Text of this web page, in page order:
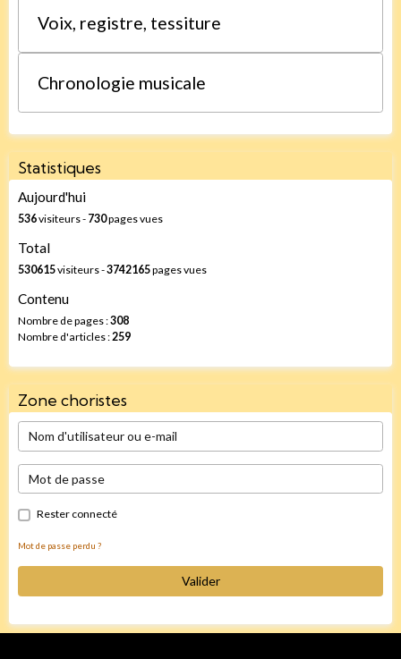
Voix, registre, tessiture
Chronologie musicale
Statistiques
Aujourd'hui
536visiteurs - 730pages vues
Total
530615visiteurs -3742165pages vues
Contenu
Nombre de pages :308
Nombre d'articles :259
Zone choristes
Rester connecté
Mot de passe perdu ?
Valider